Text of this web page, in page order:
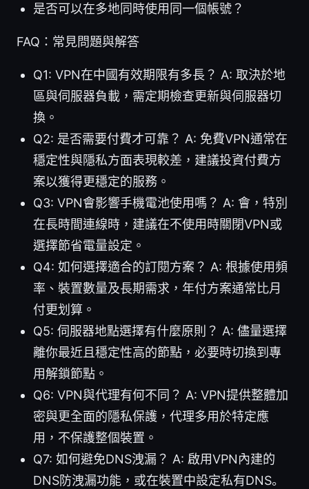
是否可以在多地同時使用同一個帳號？
FAQ：常見問題與解答
Q1: VPN在中國有效期限有多長？ A: 取決於地
區與伺服器負載，需定期檢查更新與伺服器切
換。
Q2: 是否需要付費才可靠？ A: 免費VPN通常在
穩定性與隱私方面表現較差，建議投資付費方
案以獲得更穩定的服務。
Q3: VPN會影響手機電池使用嗎？ A: 會，特別
在長時間連線時，建議在不使用時關閉VPN或
選擇節省電量設定。
Q4: 如何選擇適合的訂閱方案？ A: 根據使用頻
率、裝置數量及長期需求，年付方案通常比月
付更划算。
Q5: 伺服器地點選擇有什麼原則？ A: 儘量選擇
離你最近且穩定性高的節點，必要時切換到專
用解鎖節點。
Q6: VPN與代理有何不同？ A: VPN提供整體加
密與更全面的隱私保護，代理多用於特定應
用，不保護整個裝置。
Q7: 如何避免DNS洩漏？ A: 啟用VPN內建的
DNS防洩漏功能，或在裝置中設定私有DNS。